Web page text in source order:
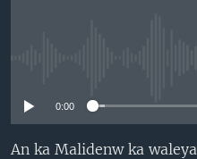
0:00
An ka Malidenw ka